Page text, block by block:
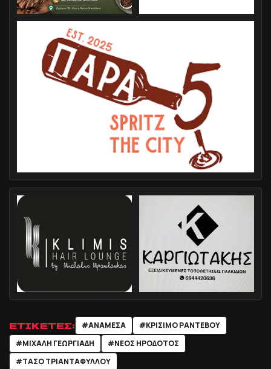
ΕΤΙΚΕΤΕΣ: #ΑΝΑΜΕΣΑ
#ΚΡΙΣΙΜΟ ΡΑΝΤΕΒΟΥ
#ΜΙΧΑΛΗ ΓΕΩΡΓΙΑΔΗ
#ΝΕΟΣ ΗΡΟΔΟΤΟΣ
#ΤΑΣΟ ΤΡΙΑΝΤΑΦΥΛΛΟΥ